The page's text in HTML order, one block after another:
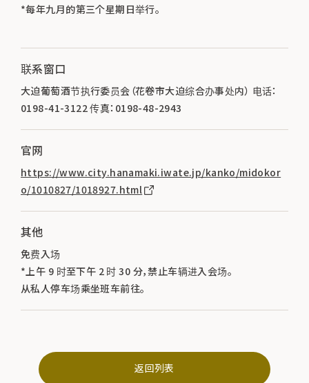
*每年九月的第三个星期日举行。
联系窗口
大迫葡萄酒节执行委员会（花卷市大迫综合办事处内） 电话：
0198-41-3122 传真：0198-48-2943
官网
https://www.city.hanamaki.iwate.jp/kanko/midokor
o/1010827/1018927.html
其他
免费入场
*上午 9 时至下午 2 时 30 分，禁止车辆进入会场。
从私人停车场乘坐班车前往。
返回列表